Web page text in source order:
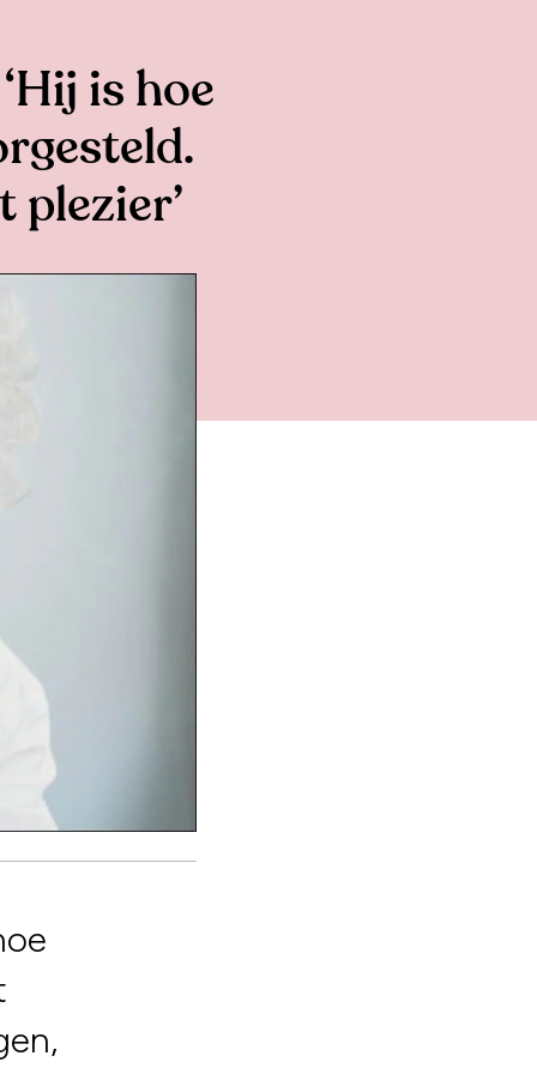
is hoe
plezier’